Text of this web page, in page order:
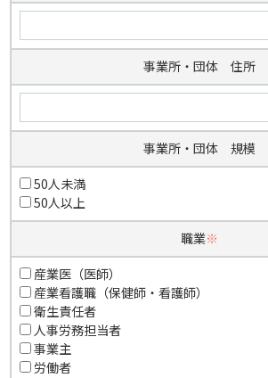
事業所・団体 住所
事業所・団体 規模
50人未満
50人以上
職業※
産業医（医師）
産業看護職（保健師・看護師）
衛生責任者
人事労務担当者
事業主
労働者